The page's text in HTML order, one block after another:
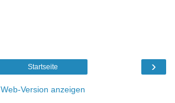
›
Startseite
Web-Version anzeigen